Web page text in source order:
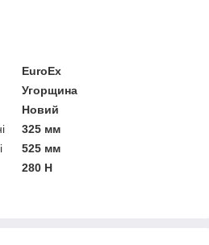
EuroEx
Угорщина
Новий
325 мм
525 мм
280 Н